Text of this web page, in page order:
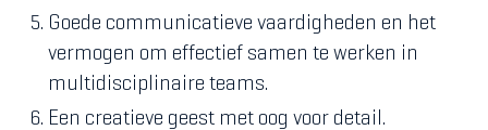
Goede communicatieve vaardigheden en het
vermogen om effectief samen te werken in
multidisciplinaire teams.
Een creatieve geest met oog voor detail.